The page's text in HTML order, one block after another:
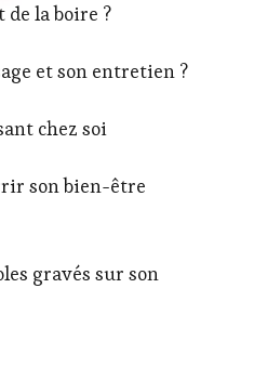
de la boire ?
et son entretien ?
chez soi
son bien-être
gravés sur son